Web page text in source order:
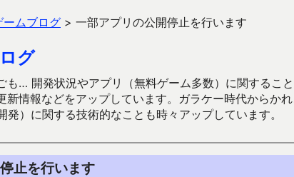
ムブログ > 一部アプリの公開停止を行います
グ
も… 開発状況やアプリ（無料ゲーム多数）に関する
新情報などをアップしています。ガラケー時代から
）に関する技術的なことも時々アップしています。
止を行います